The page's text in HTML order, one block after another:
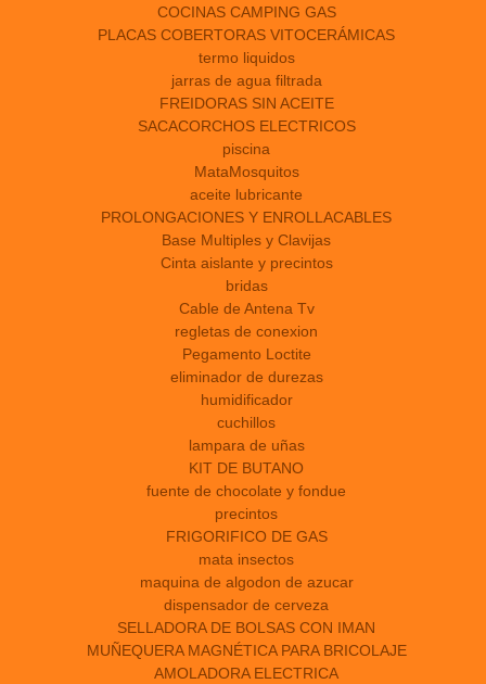
COCINAS CAMPING GAS
PLACAS COBERTORAS VITOCERÁMICAS
termo liquidos
jarras de agua filtrada
FREIDORAS SIN ACEITE
SACACORCHOS ELECTRICOS
piscina
MataMosquitos
aceite lubricante
PROLONGACIONES Y ENROLLACABLES
Base Multiples y Clavijas
Cinta aislante y precintos
bridas
Cable de Antena Tv
regletas de conexion
Pegamento Loctite
eliminador de durezas
humidificador
cuchillos
lampara de uñas
KIT DE BUTANO
fuente de chocolate y fondue
precintos
FRIGORIFICO DE GAS
mata insectos
maquina de algodon de azucar
dispensador de cerveza
SELLADORA DE BOLSAS CON IMAN
MUÑEQUERA MAGNÉTICA PARA BRICOLAJE
AMOLADORA ELECTRICA